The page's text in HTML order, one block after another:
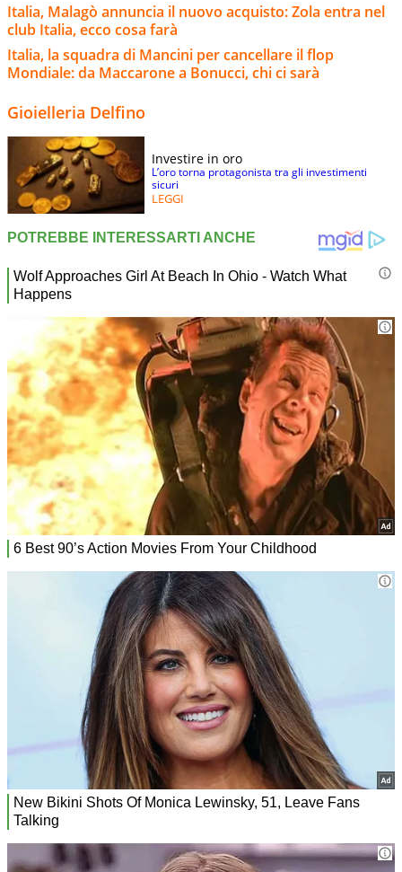
Italia, Malagò annuncia il nuovo acquisto: Zola entra nel
club Italia, ecco cosa farà
Italia, la squadra di Mancini per cancellare il flop
Mondiale: da Maccarone a Bonucci, chi ci sarà
Gioielleria Delfino
Investire in oro
L’oro torna protagonista tra gli investimenti
sicuri
LEGGI